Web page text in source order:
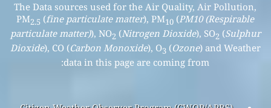
The Data sources used for the Air Quality, Air Pollution,
PM2.5(fine particulate matter), PM10(PM10 (Respirable
particulate matter)), NO2 (Nitrogen Dioxide), SO2 (Sulphur
Dioxide), CO (Carbon Monoxide), O3 (Ozone ) and Weather
data in this page are coming from: